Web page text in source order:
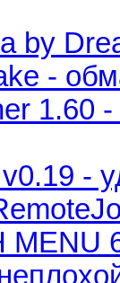
by
-
1.60
-
MENU